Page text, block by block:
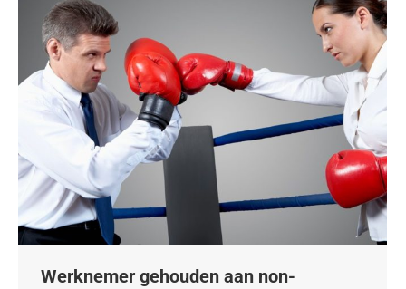
Werknemer gehouden aan non-